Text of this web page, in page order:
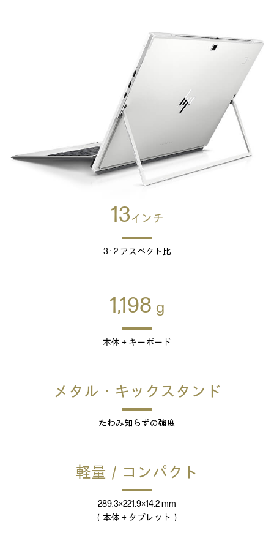
13インチ
3 : 2 アスペクト比
1,198 g
本体＋キーボード
メタル・キックスタンド
たわみ知らずの強度
軽量／コンパクト
289.3×221.9×14.2 mm
（本体＋タブレット）